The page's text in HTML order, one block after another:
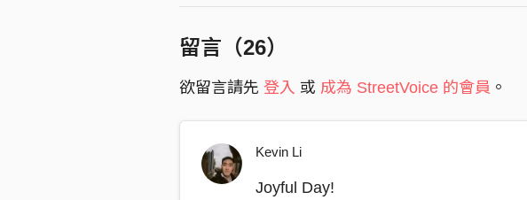
留言（26）
欲留言請先 登入 或 成為 StreetVoice 的會員 。
Kevin Li
Joyful Day!